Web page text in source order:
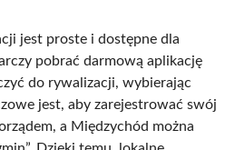
jest proste i dostępne dla
pobrać darmową aplikację
do rywalizacji, wybierając
jest, aby zarejestrować swój
a Międzychód można